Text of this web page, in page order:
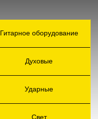
Гитарное оборудование
Духовые
Ударные
Свет